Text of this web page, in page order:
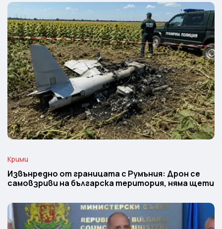
Крими
Извънредно от границата с Румъния: Дрон се
самовзриви на българска територия, няма щети